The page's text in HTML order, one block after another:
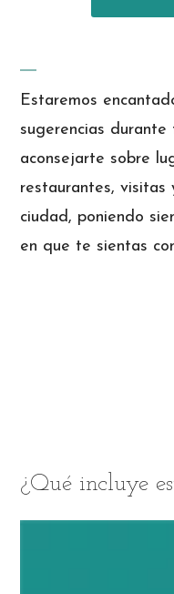
Estaremos
sugerencias durante
aconsejarte sobre
restaurantes,
ciudad, poniendo
en que te sientas
¿Qué incluye